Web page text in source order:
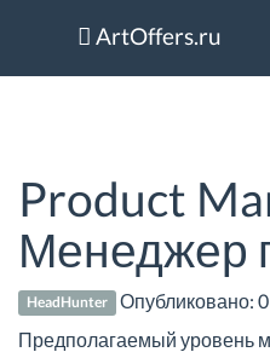
ArtOffers.ru
Product
Менеджер
HeadHunter Опубликовано:
Предполагаемый уровень